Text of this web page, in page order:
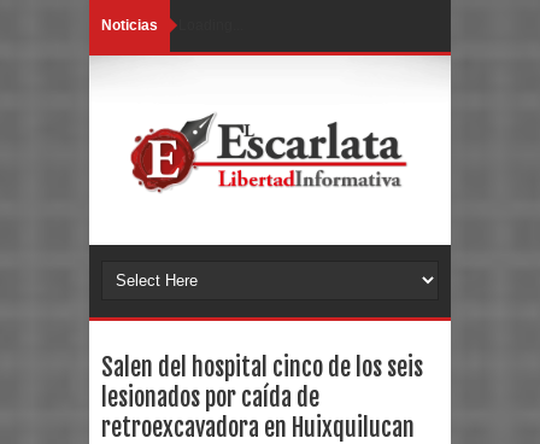
Noticias
Salen del hospital cinco de los seis
lesionados por caída de
retroexcavadora en Huixquilucan